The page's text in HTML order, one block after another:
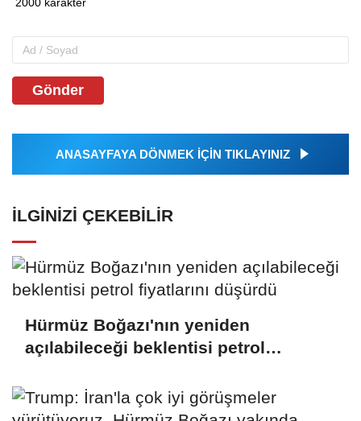
Gönder
ANASAYFAYA DÖNMEK İÇİN TIKLAYINIZ
İLGINIZI ÇEKEBILIR
Hürmüz Boğazı'nın yeniden
açılabileceği beklentisi petrol